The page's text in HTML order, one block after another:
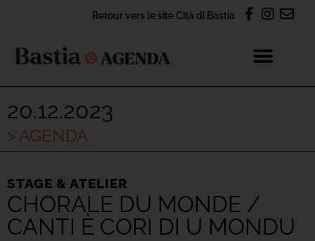
Retour vers le site Cità di Bastia
20.12.2023
> AGENDA
STAGE & ATELIER
CHORALE DU MONDE /
CANTI È CORI DI U MONDU